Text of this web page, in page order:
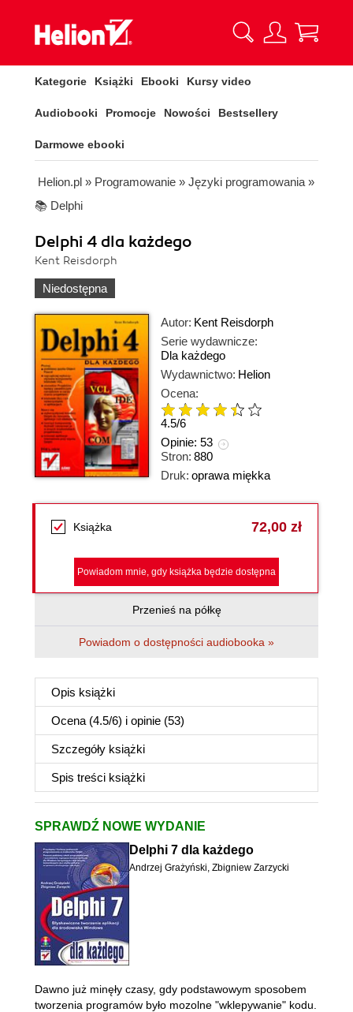
Kategorie Książki Ebooki Kursy video
Audiobooki Promocje Nowości Bestsellery
Darmowe ebooki
Helion.pl » Programowanie » Języki programowania »
📚 Delphi
Delphi 4 dla każdego
Kent Reisdorph
Niedostępna
Autor: Kent Reisdorph
Serie wydawnicze:
Dla każdego
Wydawnictwo: Helion
Ocena:
4.5/6
Opinie: 53
Stron: 880
Druk: oprawa miękka
Książka 72,00 zł
Powiadom mnie, gdy książka będzie dostępna
Przenieś na półkę
Powiadom o dostępności audiobooka »
Opis książki
Ocena (4.5/6) i opinie (53)
Szczegóły książki
Spis treści książki
SPRAWDŹ NOWE WYDANIE
Delphi 7 dla każdego
Andrzej Grażyński, Zbigniew Zarzycki
Dawno już minęły czasy, gdy podstawowym sposobem
tworzenia programów było mozolne "wklepywanie" kodu.